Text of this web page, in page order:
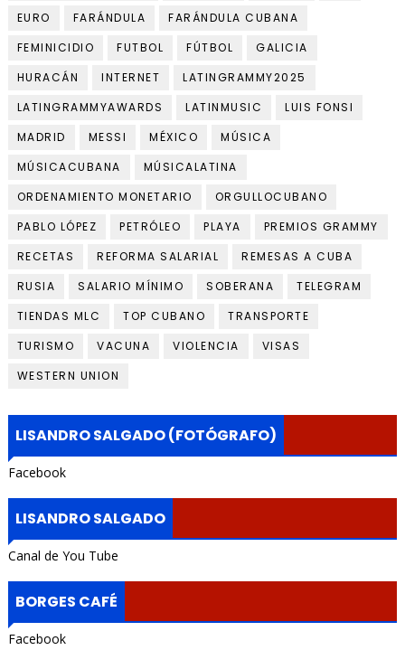
EURO
FARÁNDULA
FARÁNDULA CUBANA
FEMINICIDIO
FUTBOL FÚTBOL
GALICIA
HURACÁN
INTERNET
LATINGRAMMY2025
LATINGRAMMYAWARDS
LATINMUSIC
LUIS FONSI
MADRID
MESSI MÉXICO
MÚSICA
MÚSICACUBANA
MÚSICALATINA
ORDENAMIENTO MONETARIO
ORGULLOCUBANO
PABLO LÓPEZ
PETRÓLEO PLAYA
PREMIOS GRAMMY
RECETAS
REFORMA SALARIAL
REMESAS A CUBA
RUSIA
SALARIO MÍNIMO SOBERANA
TELEGRAM
TIENDAS MLC
TOP CUBANO
TRANSPORTE
TURISMO
VACUNA VIOLENCIA
VISAS
WESTERN UNION
LISANDRO SALGADO (FOTÓGRAFO)
Facebook
LISANDRO SALGADO
Canal de You Tube
BORGES CAFÉ
Facebook